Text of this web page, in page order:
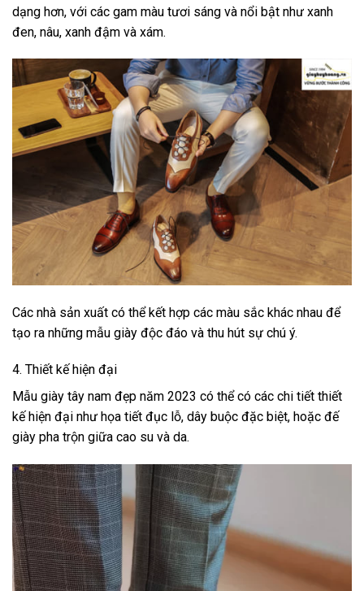
dạng hơn, với các gam màu tươi sáng và nổi bật như xanh
đen, nâu, xanh đậm và xám.
Các nhà sản xuất có thể kết hợp các màu sắc khác nhau để
tạo ra những mẫu giày độc đáo và thu hút sự chú ý.
4. Thiết kế hiện đại
Mẫu giày tây nam đẹp năm 2023 có thể có các chi tiết thiết
kế hiện đại như họa tiết đục lỗ, dây buộc đặc biệt, hoặc đế
giày pha trộn giữa cao su và da.